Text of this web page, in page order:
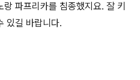
파프리카를 침종했지요. 잘 키
있길 바랍니다.